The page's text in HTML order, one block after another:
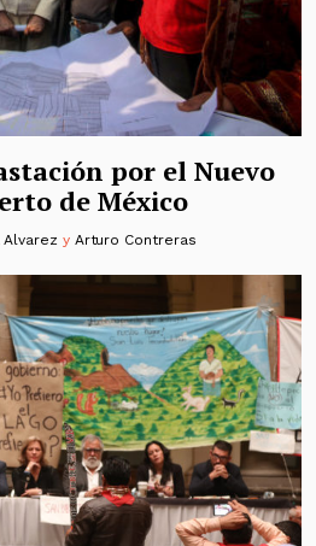
por el Nuevo
de México
y Arturo Contreras